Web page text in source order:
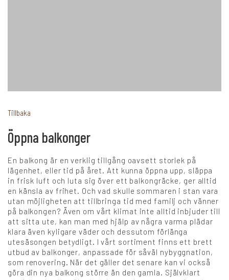
Språk:
SV DK NO FI DE
NL UK CH PL
Tillbaka
Öppna balkonger
En balkong är en verklig tillgång oavsett storlek på
lägenhet, eller tid på året. Att kunna öppna upp, släppa
in frisk luft och luta sig över ett balkongräcke, ger alltid
en känsla av frihet. Och vad skulle sommaren i stan vara
utan möjligheten att tillbringa tid med familj och vänner
på balkongen? Även om vårt klimat inte alltid inbjuder till
att sitta ute, kan man med hjälp av några varma plädar
klara även kyligare väder och dessutom förlänga
utesäsongen betydligt. I vårt sortiment finns ett brett
utbud av balkonger, anpassade för såväl nybyggnation,
som renovering. När det gäller det senare kan vi också
göra din nya balkong större än den gamla. Självklart